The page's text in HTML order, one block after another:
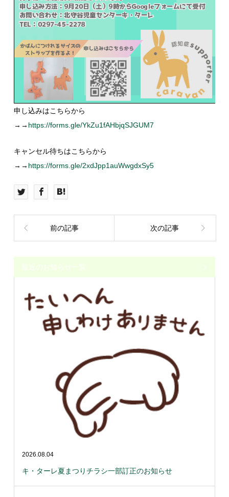
申し込みはこちらから
→→ https://forms.gle/YkZu1fAHbjqSJGUM7
キャンセル待ちはこちらから
→→ https://forms.gle/2xdJpp1auWwgdxSy5
前の記事 次の記事
最近のお知らせ一覧
2026.08.04
キ・ターレ夏まつりチラシ一部訂正のお知らせ